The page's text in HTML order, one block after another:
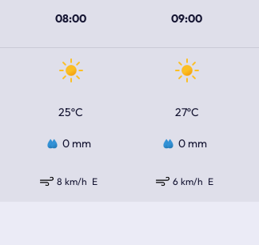
08:00 09:00
25ºC 27ºC
0 mm 0 mm
8 km/h E 6 km/h E